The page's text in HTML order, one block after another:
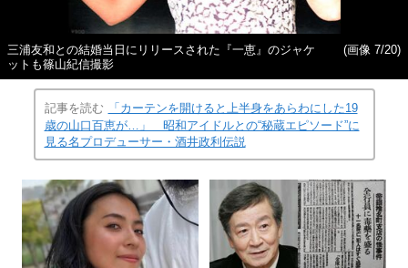
三浦友和との結婚当日にリリースされた『一恵』のジャケ
ットも篠山紀信撮影
(画像 7/20)
記事を読む
「カーテンを開けると上半身をあらわにした19
歳の山口百恵が…」 昭和アイドルとの“秘蔵エピソード”に
見る名プロデューサー・酒井政利伝説